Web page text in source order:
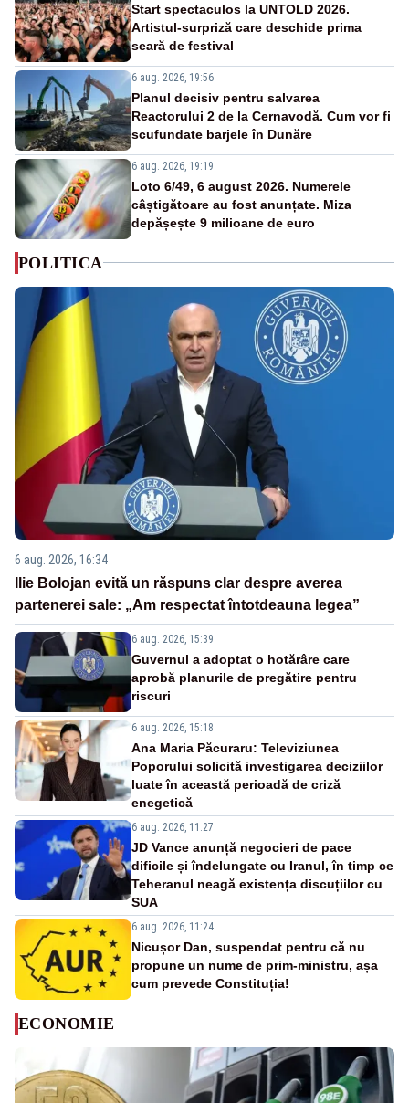
Start spectaculos la UNTOLD 2026.
Artistul-surpriză care deschide prima
seară de festival
6 aug. 2026, 19:56
Planul decisiv pentru salvarea
Reactorului 2 de la Cernavodă. Cum vor fi
scufundate barjele în Dunăre
6 aug. 2026, 19:19
Loto 6/49, 6 august 2026. Numerele
câștigătoare au fost anunțate. Miza
depășește 9 milioane de euro
POLITICA
6 aug. 2026, 16:34
Ilie Bolojan evită un răspuns clar despre averea
partenerei sale: „Am respectat întotdeauna legea”
6 aug. 2026, 15:39
Guvernul a adoptat o hotărâre care
aprobă planurile de pregătire pentru
riscuri
6 aug. 2026, 15:18
Ana Maria Păcuraru: Televiziunea
Poporului solicită investigarea deciziilor
luate în această perioadă de criză
enegetică
6 aug. 2026, 11:27
JD Vance anunță negocieri de pace
dificile și îndelungate cu Iranul, în timp ce
Teheranul neagă existența discuțiilor cu
SUA
6 aug. 2026, 11:24
Nicușor Dan, suspendat pentru că nu
propune un nume de prim-ministru, așa
cum prevede Constituția!
ECONOMIE